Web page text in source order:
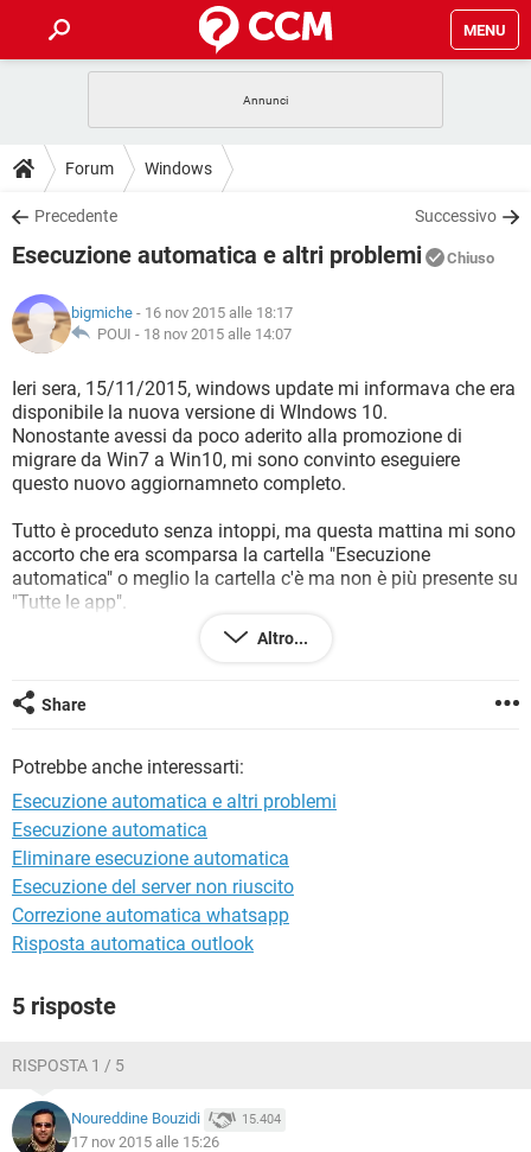
MENU
INTRATTENIMENTO
iOS
INSTAGRAM WHATSAPP
TIKTOK
HARDWARE
GUIDE
COVID-19
INSTAGRAM WHATSAPP
TIKTOK
HARDWARE
DOWNLOAD
COVID-19 GAMING
INTRATTENIMENTO
iOS WINDOWS 10
INSTAGRAM WHATSAPP
TIKTOK FACEBOOK
HARDWARE
COVID-19 GAMING
INTRATTENIMENTO
iOS WINDOWS 10
INSTAGRAM WHATSAPP
TIKTOK FACEBOOK
GLOSSARIO
COVID-19 GAMING
INTRATTENIMENTO ANDROID
iOS WINDOWS 10
WHATSAPP
TIKTOK FACEBOOK
HARDWARE
Forum Windows
Precedente Successivo
Esecuzione automatica e altri problemi Chiuso
bigmiche - 16 nov 2015 alle 18:17
POUI - 18 nov 2015 alle 14:07
Ieri sera, 15/11/2015, windows update mi informava che era
disponibile la nuova versione di WIndows 10.
Nonostante avessi da poco aderito alla promozione di
migrare da Win7 a Win10, mi sono convinto eseguiere
questo nuovo aggiornamneto completo.
Tutto è proceduto senza intoppi, ma questa mattina mi sono
accorto che era scomparsa la cartella "Esecuzione
automatica" o meglio la cartella c'è ma non è più presente su
"Tutte le app".
Inoltre mi sono accorto che il sistema ha replicato tutti i
Tutto sembra funzionare, ma mi sto preoccupando di questo
del sistema davvero veloce.
Inoltre è comparsa una cartella "Windows.old", cosa ci devo
fare è possibile rimuoverla?
Altro...
Share
Potrebbe anche interessarti:
Esecuzione automatica e altri problemi
Esecuzione automatica
Eliminare esecuzione automatica
Esecuzione del server non riuscito
Correzione automatica whatsapp
Risposta automatica outlook
5 risposte
RISPOSTA 1 / 5
Noureddine Bouzidi 15.404
17 nov 2015 alle 15:26